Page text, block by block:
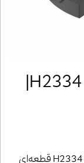
خرید بوش آداپتر اسلیو H2334|
بوش چاکنت آداپتور اسلیو (adapter sleeve) H2334 قطعه‌ای